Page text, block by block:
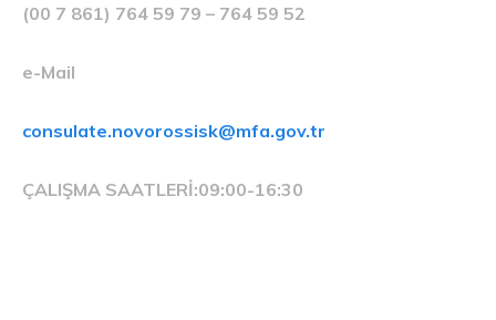
(00 7 861) 764 59 79 – 764 59 52
e-Mail
consulate.novorossisk@mfa.gov.tr
ÇALIŞMA SAATLERİ:09:00-16:30